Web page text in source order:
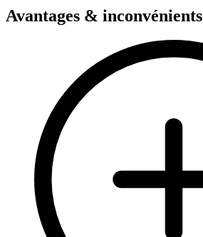
Avantages & inconvénients